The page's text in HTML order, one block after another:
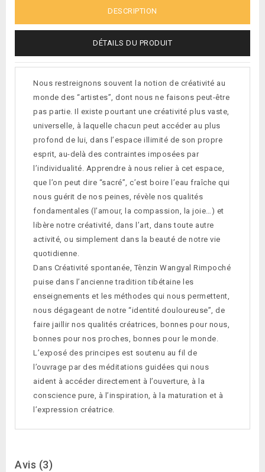
DESCRIPTION
DÉTAILS DU PRODUIT
Nous restreignons souvent la notion de créativité au
monde des “artistes”, dont nous ne faisons peut-être
pas partie. Il existe pourtant une créati­vité plus vaste,
universelle, à laquelle chacun peut accéder au plus
profond de lui, dans l’espace illimité de son propre
esprit, au-delà des contraintes imposées par
l’individualité. Apprendre à nous relier à cet espace,
que l’on peut dire “sacré”, c’est boire l’eau fraîche qui
nous guérit de nos peines, révèle nos qualités
fondamentales (l’amour, la compassion, la joie…) et
libère notre créativité, dans l’art, dans toute autre
activité, ou simplement dans la beauté de notre vie
quotidienne.
Dans Créativité spontanée, Tènzin Wangyal Rimpoché
puise dans l’ancienne tradition tibétaine les
enseignements et les méthodes qui nous permettent,
nous dégageant de notre “identité douloureuse”, de
faire jaillir nos qualités créatrices, bonnes pour nous,
bonnes pour nos proches, bonnes pour le monde.
L’exposé des principes est soutenu au fil de
l’ouvrage par des méditations guidées qui nous
aident à accéder directement à l’ouverture, à la
conscience pure, à l’inspiration, à la maturation et à
l’expression créatrice.
Avis (3)